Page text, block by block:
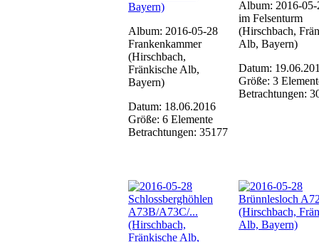
Album: 2016-05-28
Frankenkammer
(Hirschbach,
Fränkische Alb,
Bayern)
Datum: 18.06.2016
Größe: 6 Elemente
Betrachtungen: 35177
Album: 2016-
im Felsenturm
(Hirschbach,
Alb, Bayern)
Datum:
Größe: 3
Betrachtungen: